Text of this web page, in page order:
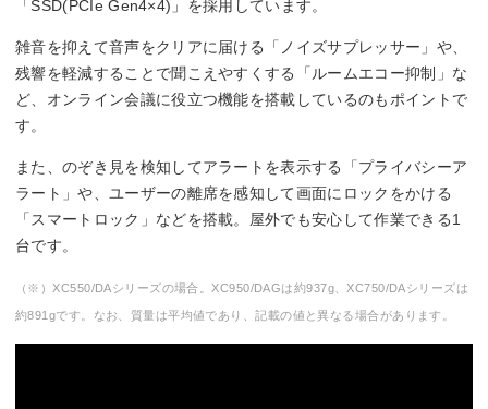
「SSD(PCIe Gen4×4)」を採用しています。
雑音を抑えて音声をクリアに届ける「ノイズサプレッサー」や、
残響を軽減することで聞こえやすくする「ルームエコー抑制」な
ど、オンライン会議に役立つ機能を搭載しているのもポイントで
す。
また、のぞき見を検知してアラートを表示する「プライバシーア
ラート」や、ユーザーの離席を感知して画面にロックをかける
「スマートロック」などを搭載。屋外でも安心して作業できる1
台です。
（※）XC550/DAシリーズの場合。XC950/DAGは約937g、XC750/DAシリーズは
約891gです。なお、質量は平均値であり、記載の値と異なる場合があります。